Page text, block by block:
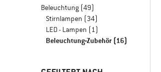
Beleuchtung (49)
Stirnlampen (34)
LED - Lampen (1)
Beleuchtung-Zubehör (16)